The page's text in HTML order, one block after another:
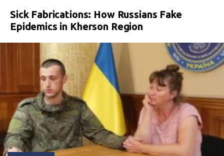
Sick Fabrications: How Russians Fake
Epidemics in Kherson Region